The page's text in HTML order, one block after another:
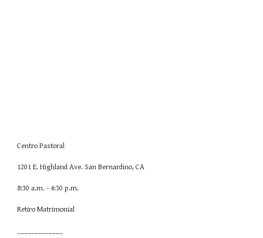
Centro Pastoral
1201 E. Highland Ave. San Bernardino, CA
8:30 a.m. - 4:30 p.m.
Retiro Matrimonial